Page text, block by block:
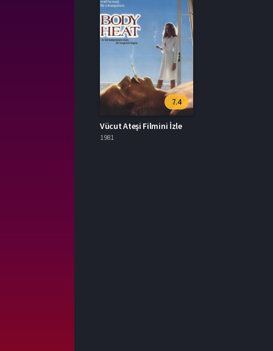
7.4
Vücut Ateşi Filmini İzle
1981